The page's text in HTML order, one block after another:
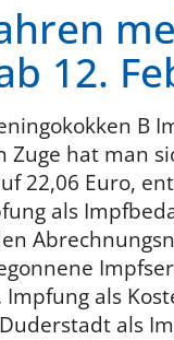
12.
B
hat man
22,06 Euro,
als
als
als